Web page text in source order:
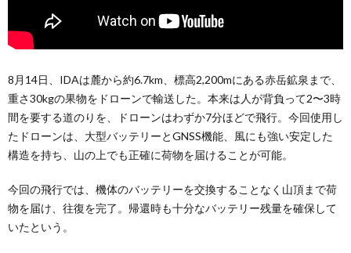
8月14日、IDAは麓から約6.7km、標高2,200mにある赤岳鉱泉まで、
重さ30kgの果物をドローンで輸送した。本来は人が背負って2〜3時
間を要する道のりを、ドローンはわずか7分ほどで飛行。今回使用し
たドローンは、大型バッテリーとGNSS機能、風にも強い安定した
構造を持ち、山の上でも正確に荷物を届けることが可能。
今回の飛行では、機体のバッテリーを交換することなく山頂まで荷
物を届け、往復を完了。帰還時も十分なバッテリー残量を確保して
いたという。